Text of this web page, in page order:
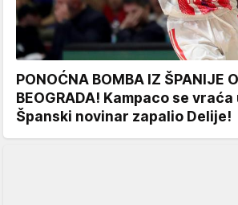
PONOĆNA BOMBA IZ ŠPANIJE
BEOGRADA! Kampaco se
Španski novinar zapalio Delije!